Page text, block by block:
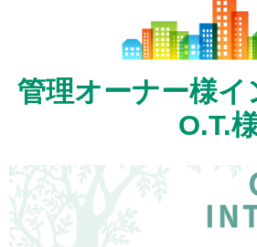
管理オーナー様イ
O.T.